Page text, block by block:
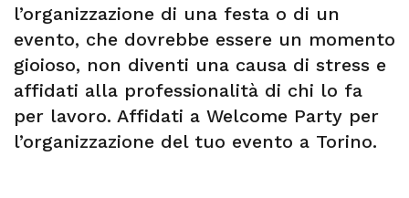
l’organizzazione di una festa o di un
evento, che dovrebbe essere un momento
gioioso, non diventi una causa di stress e
affidati alla professionalità di chi lo fa
per lavoro. Affidati a Welcome Party per
l’organizzazione del tuo evento a Torino.